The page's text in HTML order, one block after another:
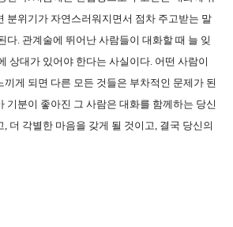
분위기가 자연스러워지면서 점차 주고받는 말
다. 관계술에 뛰어난 사람들이 대화할 때 늘 잊
상대가 있어야 한다는 사실이다. 어떤 사람이
게 되면 다른 모든 것들은 부차적인 문제가 된
기분이 좋아진 그 사람은 대화를 함께하는 당신
더 각별한 마음을 갖게 될 것이고, 결국 당신의